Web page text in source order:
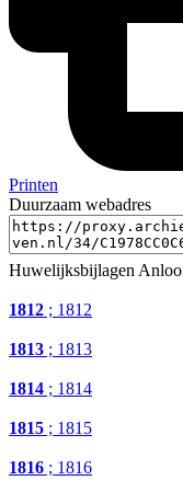
Printen
Duurzaam webadres
Huwelijksbijlagen Anloo
1812 ; 1812
1813 ; 1813
1814 ; 1814
1815 ; 1815
1816 ; 1816